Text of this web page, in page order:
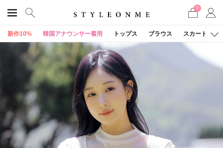
0
新作10% 韓国アナウンサー着用 トップス ブラウス スカート